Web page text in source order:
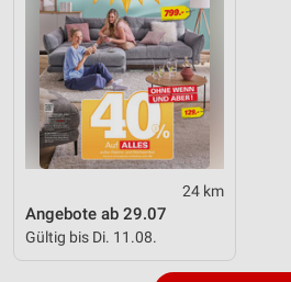
24 km
Angebote ab 29.07
Gültig bis Di. 11.08.